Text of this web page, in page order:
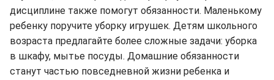
дисциплине также помогут обязанности. Маленькому
ребенку поручите уборку игрушек. Детям школьного
возраста предлагайте более сложные задачи: уборка
в шкафу, мытье посуды. Домашние обязанности
станут частью повседневной жизни ребенка и